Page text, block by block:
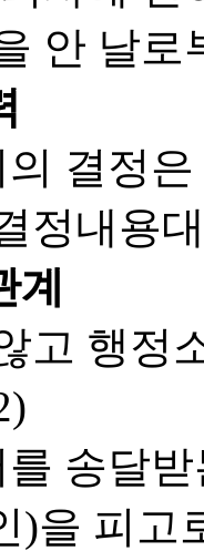
안 날로
결정
정내용
계
고 행정
송달
)을 피고